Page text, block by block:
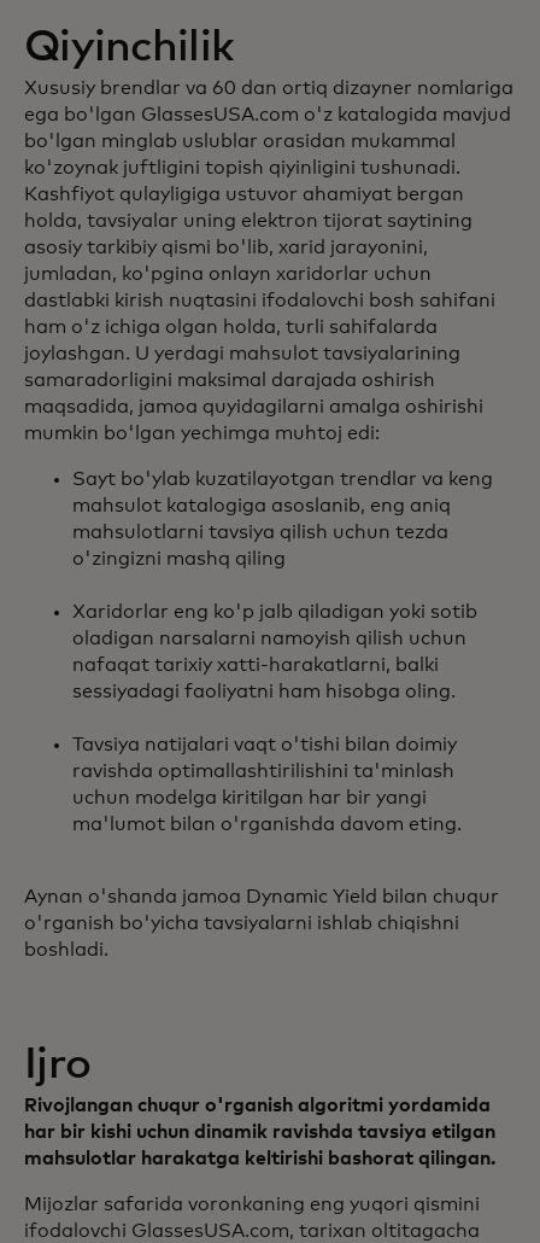
Qiyinchilik
Xususiy brendlar va 60 dan ortiq dizayner nomlariga
ega bo'lgan GlassesUSA.com o'z katalogida mavjud
bo'lgan minglab uslublar orasidan mukammal
ko'zoynak juftligini topish qiyinligini tushunadi.
Kashfiyot qulayligiga ustuvor ahamiyat bergan
holda, tavsiyalar uning elektron tijorat saytining
asosiy tarkibiy qismi bo'lib, xarid jarayonini,
jumladan, ko'pgina onlayn xaridorlar uchun
dastlabki kirish nuqtasini ifodalovchi bosh sahifani
ham o'z ichiga olgan holda, turli sahifalarda
joylashgan. U yerdagi mahsulot tavsiyalarining
samaradorligini maksimal darajada oshirish
maqsadida, jamoa quyidagilarni amalga oshirishi
mumkin bo'lgan yechimga muhtoj edi:
Sayt bo'ylab kuzatilayotgan trendlar va keng
mahsulot katalogiga asoslanib, eng aniq
mahsulotlarni tavsiya qilish uchun tezda
o'zingizni mashq qiling
Xaridorlar eng ko'p jalb qiladigan yoki sotib
oladigan narsalarni namoyish qilish uchun
nafaqat tarixiy xatti-harakatlarni, balki
sessiyadagi faoliyatni ham hisobga oling.
Tavsiya natijalari vaqt o'tishi bilan doimiy
ravishda optimallashtirilishini ta'minlash
uchun modelga kiritilgan har bir yangi
ma'lumot bilan o'rganishda davom eting.
Aynan o'shanda jamoa Dynamic Yield bilan chuqur
o'rganish bo'yicha tavsiyalarni ishlab chiqishni
boshladi.
Ijro
Rivojlangan chuqur o'rganish algoritmi yordamida
har bir kishi uchun dinamik ravishda tavsiya etilgan
mahsulotlar harakatga keltirishi bashorat qilingan.
Mijozlar safarida voronkaning eng yuqori qismini
ifodalovchi GlassesUSA.com, tarixan oltitagacha